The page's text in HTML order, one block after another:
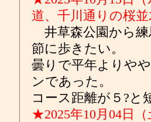
道、千川通りの桜
井草森公園から練
節に歩きたい。
曇りで平年よりや
ンであった。
コース距離が５?と
★2025年10月04日